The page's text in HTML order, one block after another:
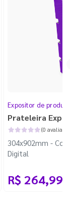
Expositor de
Prateleira
(0
304x902mm -
Digital
R$ 264,99